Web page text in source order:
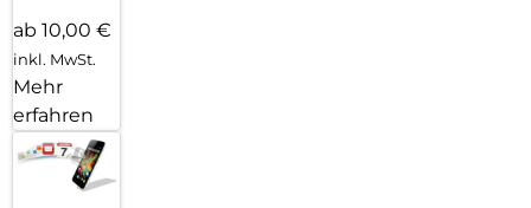
ab 10,00 €
inkl. MwSt.
Mehr
erfahren